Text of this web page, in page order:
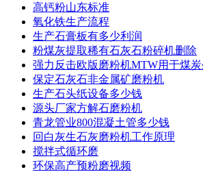
高钙粉山东标准
氧化铁生产流程
生产石膏板有多少利润
粉煤灰提取稀有石灰石粉碎机删除
强力反击欧版磨粉机MTW用于煤
保定石灰石非金属矿磨粉机
生产石头纸设备多少钱
源头厂家方解石磨粉机
青龙管业800混凝土管多少钱
回白灰生石灰磨粉机工作原理
搅拌式循环磨
环保高产预粉磨视频